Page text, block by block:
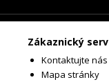
Zákaznický
Kontaktujte nás
Mapa stránky